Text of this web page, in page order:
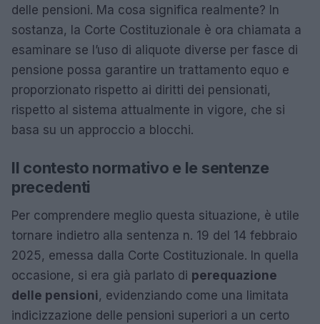
delle pensioni. Ma cosa significa realmente? In
sostanza, la Corte Costituzionale è ora chiamata a
esaminare se l’uso di aliquote diverse per fasce di
pensione possa garantire un trattamento equo e
proporzionato rispetto ai diritti dei pensionati,
rispetto al sistema attualmente in vigore, che si
basa su un approccio a blocchi.
Il contesto normativo e le sentenze
precedenti
Per comprendere meglio questa situazione, è utile
tornare indietro alla sentenza n. 19 del 14 febbraio
2025, emessa dalla Corte Costituzionale. In quella
occasione, si era già parlato di perequazione
delle pensioni, evidenziando come una limitata
indicizzazione delle pensioni superiori a un certo